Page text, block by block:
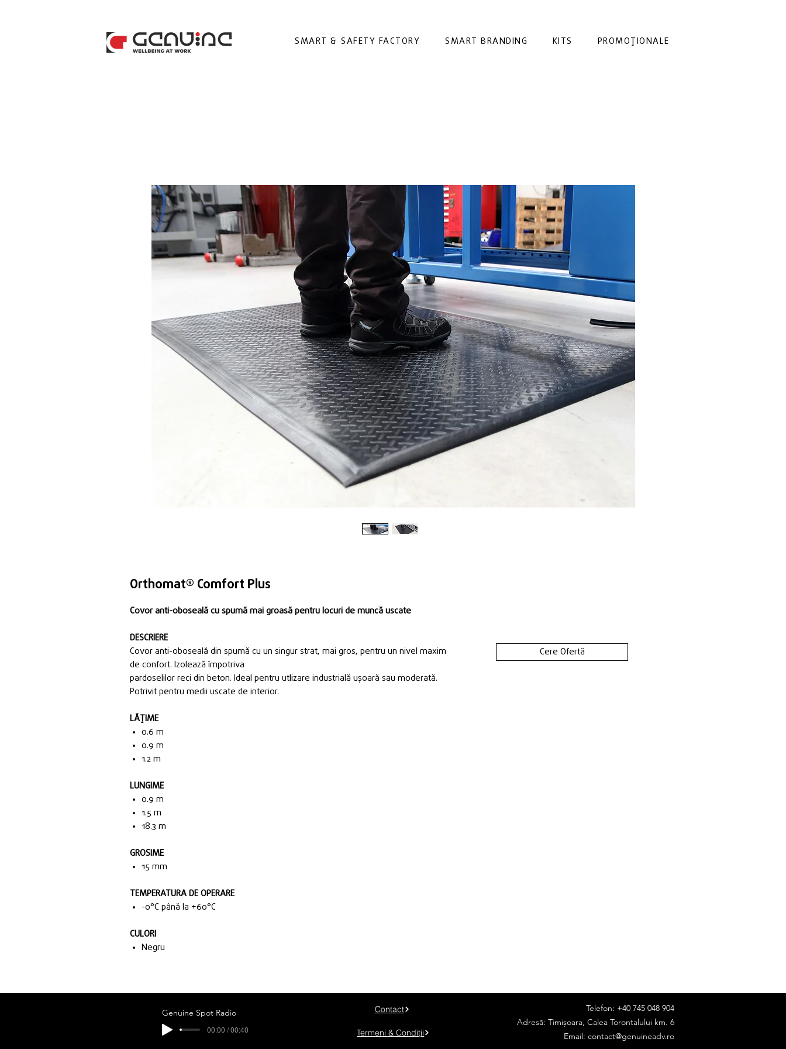
SMART & SAFETY FACTORY SMART BRANDING KITS PROMOȚIONALE
Orthomat® Comfort Plus
Covor anti-oboseală cu spumă mai groasă pentru locuri de muncă uscate
DESCRIERE
Covor anti-oboseală din spumă cu un singur strat, mai gros, pentru un nivel maxim
de confort. Izolează împotriva
pardoselilor reci din beton. Ideal pentru utlizare industrială ușoară sau moderată.
Potrivit pentru medii uscate de interior.
LĂȚIME
0.6 m
0.9 m
1.2 m
LUNGIME
0.9 m
1.5 m
18.3 m
GROSIME
15 mm
TEMPERATURA DE OPERARE
-0°C până la +60°C
CULORI
Negru
Cere Ofertă
Genuine Spot Radio
00:00 / 00:40
Contact
Termeni & Condiții
Telefon: +40 745 048 904
Adresă: Timișoara, Calea Torontalului km. 6
Email:contact@genuineadv.ro